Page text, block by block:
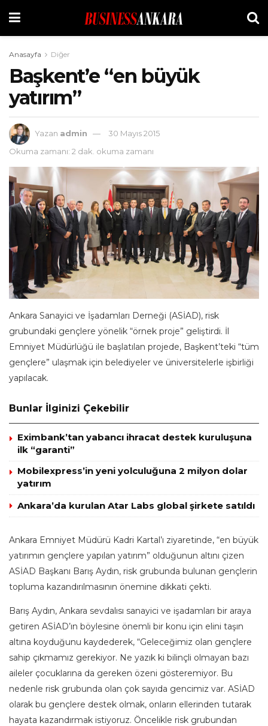
Anasayfa Diğer
Başkent’e “en büyük
yatırım”
Yazan admin
30 Mayıs 2015
Okuma zamanı: 2 dak. okuma zamanı
Ankara Sanayici ve İşadamları Derneği (ASİAD), risk
grubundaki gençlere yönelik “örnek proje” geliştirdi. İl
Emniyet Müdürlüğü ile başlatılan projede, Başkent’teki “tüm
gençlere” ulaşmak için belediyeler ve üniversitelerle işbirliği
yapılacak.
Bunlar İlginizi Çekebilir
Eximbank’tan yabancı ihracat destek kuruluşuna
ilk “garanti”
Mobilexpress’in yeni yolculuğuna 2 milyon dolar
yatırım
Ankara’da kurulan Atar Labs global şirkete satıldı
Ankara Emniyet Müdürü Kadri Kartal’ı ziyaretinde, “en büyük
yatırımın gençlere yapılan yatırım” olduğunun altını çizen
ASİAD Başkanı Barış Aydın, risk grubunda bulunan gençlerin
topluma kazandırılmasının önemine dikkati çekti.
Barış Aydın, Ankara sevdalısı sanayici ve işadamları bir araya
getiren ASİAD’ın böylesine önemli bir konu için elini taşın
altına koyduğunu kaydederek, “Geleceğimiz olan gençlere
sahip çıkmamız gerekiyor. Ne yazık ki bilinçli olmayan bazı
aileler çocuklarına da gereken özeni gösteremiyor. Bu
nedenle risk grubunda olan çok sayıda gencimiz var. ASİAD
olarak bu gençlere destek olmak, onların ellerinden tutarak
hayata kazandırmak istiyoruz. Öncelikle risk grubundan